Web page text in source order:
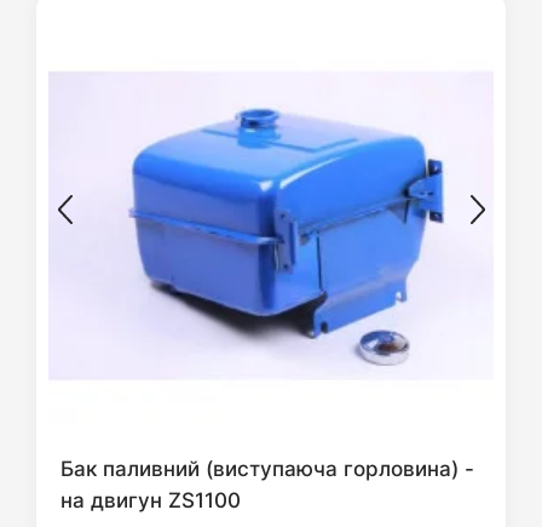
Бак паливний (виступаюча горловина) -
на двигун ZS1100